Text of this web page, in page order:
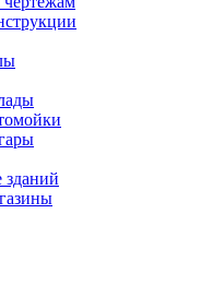
зданий